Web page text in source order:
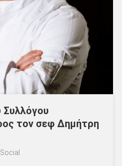
Συλλόγου
τον σεφ Δημήτρη